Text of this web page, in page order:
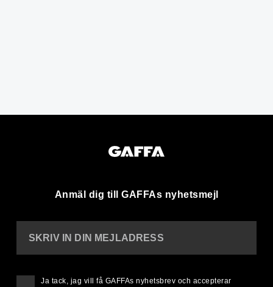
Anmäl dig till GAFFAs nyhetsmejl
SKRIV IN DIN MEJLADRESS
Ja tack, jag vill få GAFFAs nyhetsbrev och accepterar